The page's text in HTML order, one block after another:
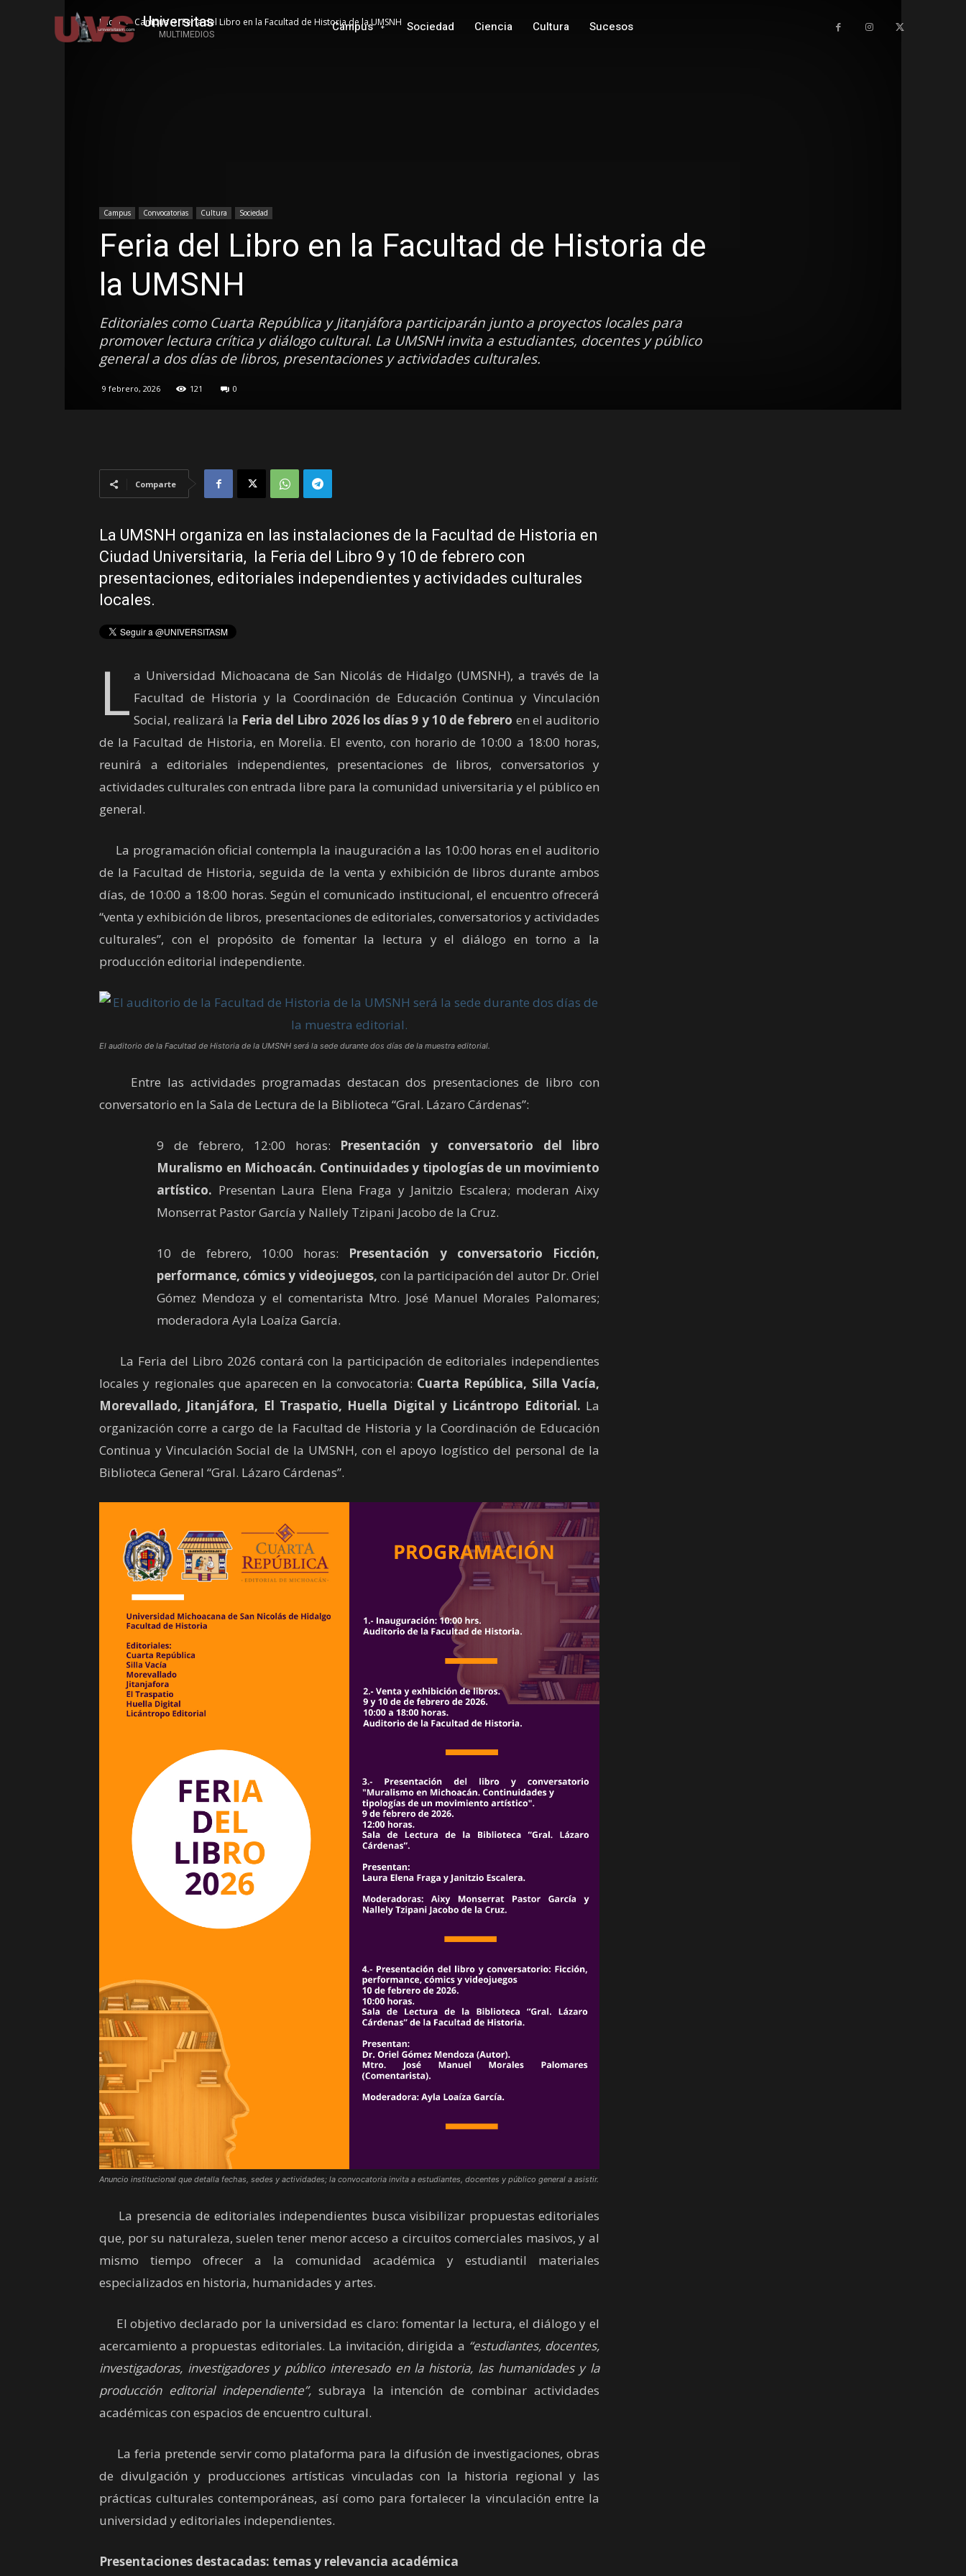
Universitas
MULTIMEDIOS
Campus Sociedad Ciencia Cultura Sucesos
Inicio Campus Feria del Libro en la Facultad de Historia de la UMSNH
Campus Convocatorias Cultura Sociedad
Feria del Libro en la Facultad de Historia de
la UMSNH
Editoriales como Cuarta República y Jitanjáfora participarán junto a proyectos locales para
promover lectura crítica y diálogo cultural. La UMSNH invita a estudiantes, docentes y público
general a dos días de libros, presentaciones y actividades culturales.
9 febrero, 2026 121 0
Comparte
La UMSNH organiza en las instalaciones de la Facultad de Historia en
Ciudad Universitaria, la Feria del Libro 9 y 10 de febrero con
presentaciones, editoriales independientes y actividades culturales
locales.
L a Universidad Michoacana de San Nicolás de Hidalgo (UMSNH), a través de la
Facultad de Historia y la Coordinación de Educación Continua y Vinculación
Social, realizará la Feria del Libro 2026 los días 9 y 10 de febrero en el auditorio
de la Facultad de Historia, en Morelia. El evento, con horario de 10:00 a 18:00 horas,
reunirá a editoriales independientes, presentaciones de libros, conversatorios y
actividades culturales con entrada libre para la comunidad universitaria y el público en
general.
La programación oficial contempla la inauguración a las 10:00 horas en el auditorio
de la Facultad de Historia, seguida de la venta y exhibición de libros durante ambos
días, de 10:00 a 18:00 horas. Según el comunicado institucional, el encuentro ofrecerá
“venta y exhibición de libros, presentaciones de editoriales, conversatorios y actividades
culturales”, con el propósito de fomentar la lectura y el diálogo en torno a la
producción editorial independiente.
El auditorio de la Facultad de Historia de la UMSNH será la sede durante dos días de la muestra editorial.
Entre las actividades programadas destacan dos presentaciones de libro con
conversatorio en la Sala de Lectura de la Biblioteca “Gral. Lázaro Cárdenas”:
9 de febrero, 12:00 horas: Presentación y conversatorio del libro
Muralismo en Michoacán. Continuidades y tipologías de un movimiento
artístico. Presentan Laura Elena Fraga y Janitzio Escalera; moderan Aixy
Monserrat Pastor García y Nallely Tzipani Jacobo de la Cruz.
10 de febrero, 10:00 horas: Presentación y conversatorio Ficción,
performance, cómics y videojuegos, con la participación del autor Dr. Oriel
Gómez Mendoza y el comentarista Mtro. José Manuel Morales Palomares;
moderadora Ayla Loaíza García.
La Feria del Libro 2026 contará con la participación de editoriales independientes
locales y regionales que aparecen en la convocatoria: Cuarta República, Silla Vacía,
Morevallado, Jitanjáfora, El Traspatio, Huella Digital y Licántropo Editorial. La
organización corre a cargo de la Facultad de Historia y la Coordinación de Educación
Continua y Vinculación Social de la UMSNH, con el apoyo logístico del personal de la
Biblioteca General “Gral. Lázaro Cárdenas”.
Anuncio institucional que detalla fechas, sedes y actividades; la convocatoria invita a estudiantes, docentes y público general a asistir.
La presencia de editoriales independientes busca visibilizar propuestas editoriales
que, por su naturaleza, suelen tener menor acceso a circuitos comerciales masivos, y al
mismo tiempo ofrecer a la comunidad académica y estudiantil materiales
especializados en historia, humanidades y artes.
El objetivo declarado por la universidad es claro: fomentar la lectura, el diálogo y el
acercamiento a propuestas editoriales. La invitación, dirigida a “estudiantes, docentes,
investigadoras, investigadores y público interesado en la historia, las humanidades y la
producción editorial independiente”,subraya la intención de combinar actividades
académicas con espacios de encuentro cultural.
La feria pretende servir como plataforma para la difusión de investigaciones, obras
de divulgación y producciones artísticas vinculadas con la historia regional y las
prácticas culturales contemporáneas, así como para fortalecer la vinculación entre la
universidad y editoriales independientes.
Presentaciones destacadas: temas y relevancia académica